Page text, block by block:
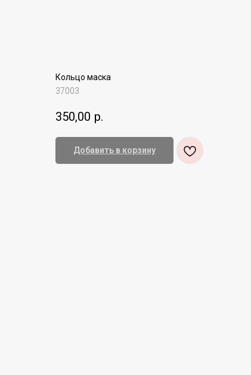
Кольцо маска
37003
350,00 р.
Добавить в корзину